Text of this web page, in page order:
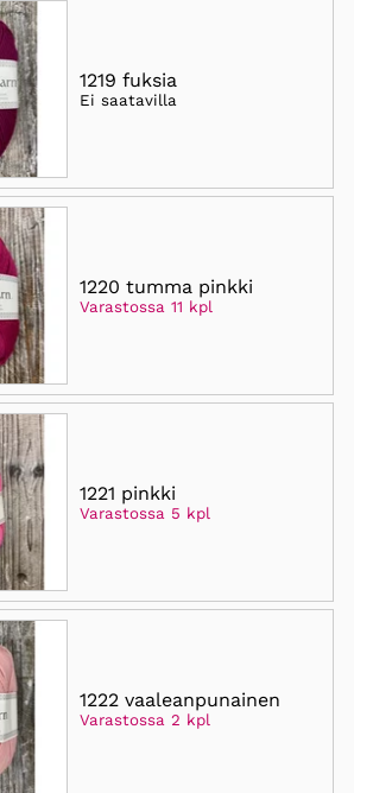
1219 fuksia
Ei saatavilla
1220 tumma pinkki
Varastossa 11 kpl
1221 pinkki
Varastossa 5 kpl
1222 vaaleanpunainen
Varastossa 2 kpl